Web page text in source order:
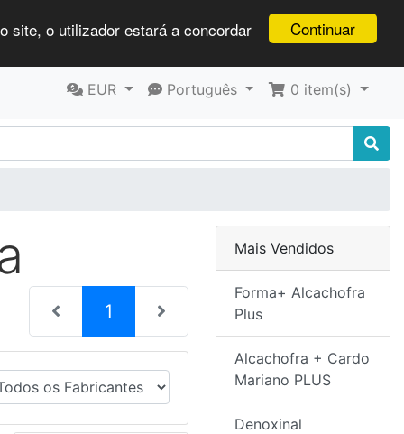
Continuar
site, o utilizador estará a concordar
EUR Português 0 item(s)
1 (current)
Mais Vendidos
Forma+ Alcachofra
Plus
Alcachofra + Cardo
Mariano PLUS
Denoxinal